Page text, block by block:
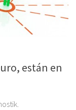
están en